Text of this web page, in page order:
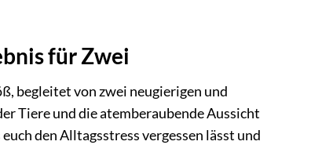
für Zwei
begleitet von zwei neugierigen und
Tiere und die atemberaubende Aussicht
den Alltagsstress vergessen lässt und